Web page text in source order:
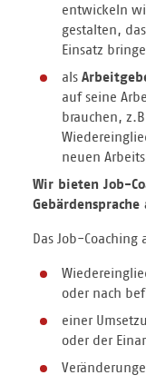
entwickeln
gestalten,
Einsatz
als
auf seine
brauchen,
neuen
Wir bieten Job-
Gebärdensprache
Das Job-
oder nach
einer
oder der